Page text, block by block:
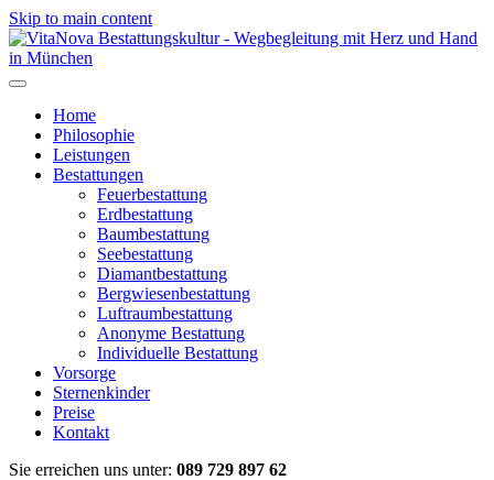
Skip to main content
Home
Philosophie
Leistungen
Bestattungen
Feuerbestattung
Erdbestattung
Baumbestattung
Seebestattung
Diamantbestattung
Bergwiesenbestattung
Luftraumbestattung
Anonyme Bestattung
Individuelle Bestattung
Vorsorge
Sternenkinder
Preise
Kontakt
Sie erreichen uns unter: 089 729 897 62